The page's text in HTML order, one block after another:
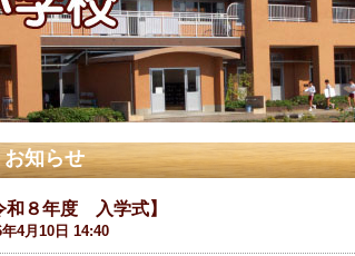
お知らせ
和８年度 入学式】
4月10日 14:40